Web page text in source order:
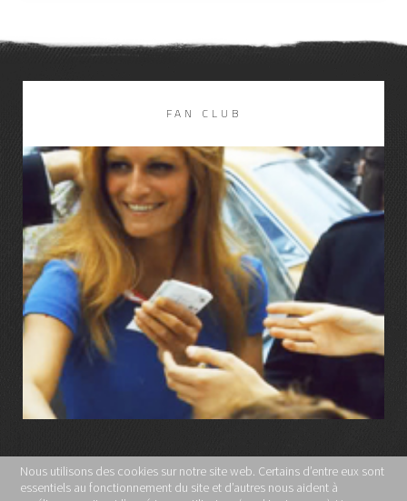
FAN CLUB
LIRE LA SUITE
MENTIONS LÉGALES
Nous utilisons des cookies sur notre site web. Certains d’entre eux sont
essentiels au fonctionnement du site et d’autres nous aident à